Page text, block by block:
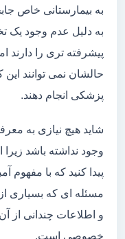
به بیمارستانی خاص
به دلیل عدم وجود یک
پیشرفته تری را دارند
حالشان نمی توانند
پزشکی انجام دهند.
شاید هیچ نیازی به
وجود نداشته باشد زیرا
پیدا کنید که با مفهوم
مسئله ای که بسیاری از
و اطلاعات چندانی از
خصوصی است.